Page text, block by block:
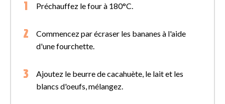
Préchauffez le four à 180°C.
Commencez par écraser les bananes à l'aide
d'une fourchette.
Ajoutez le beurre de cacahuète, le lait et les
blancs d'oeufs, mélangez.